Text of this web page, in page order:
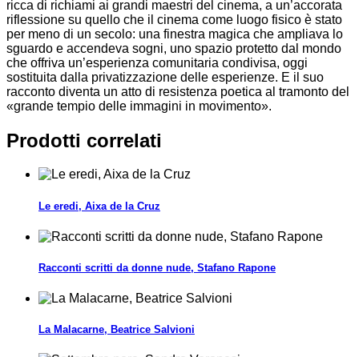
ricca di richiami ai grandi maestri del cinema, a un’accorata
riflessione su quello che il cinema come luogo fisico è stato
per meno di un secolo: una finestra magica che ampliava lo
sguardo e accendeva sogni, uno spazio protetto dal mondo
che offriva un’esperienza comunitaria condivisa, oggi
sostituita dalla privatizzazione delle esperienze. E il suo
racconto diventa un atto di resistenza poetica al tramonto del
«grande tempio delle immagini in movimento».
Prodotti correlati
Le eredi, Aixa de la Cruz
Racconti scritti da donne nude, Stafano Rapone
La Malacarne, Beatrice Salvioni